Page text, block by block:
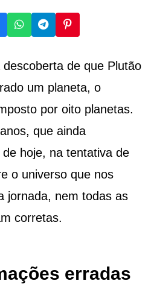
de que Plutão
um planeta, o
por oito planetas.
que ainda
hoje, na tentativa de
o universo que nos
jornada, nem todas as
corretas.
erradas